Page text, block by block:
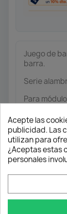
Juego de
barra.
Serie
Para
Válido para
y 45 cm
Envío
Pago
Acepte las
publicidad. Las
utilizan para
¿Aceptas estas
personales